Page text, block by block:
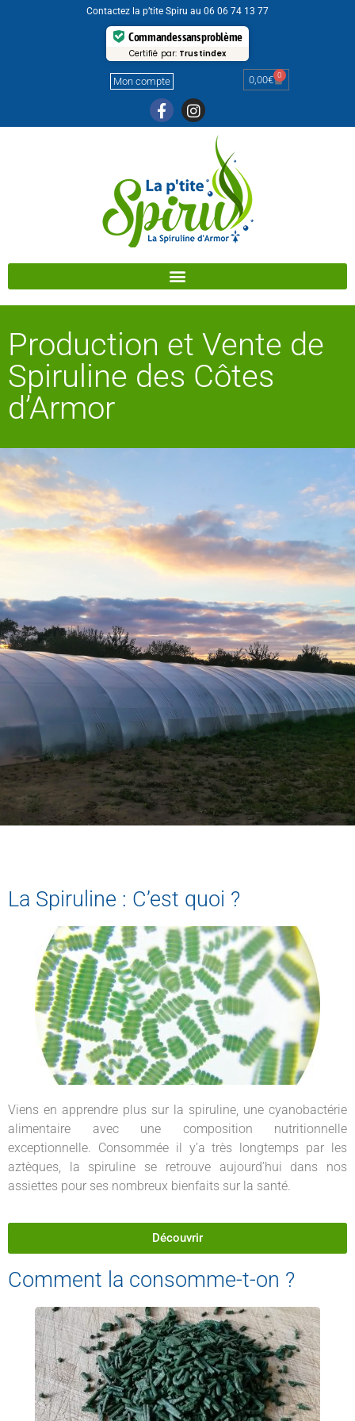
Contactez la p’tite Spiru au 06 06 74 13 77
Commandes sans problème
Certifié par: Trustindex
Mon compte 0,00€ 0
Production et Vente de
Spiruline des Côtes
d’Armor
La Spiruline : C’est quoi ?
Viens en apprendre plus sur la spiruline, une cyanobactérie
alimentaire avec une composition nutritionnelle
exceptionnelle. Consommée il y’a très longtemps par les
aztèques, la spiruline se retrouve aujourd’hui dans nos
assiettes pour ses nombreux bienfaits sur la santé.
Découvrir
Comment la consomme-t-on ?